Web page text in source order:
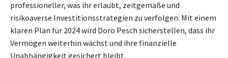
professioneller, was ihr erlaubt, zeitgemäße und
risikoaverse Investitionsstrategien zu verfolgen. Mit einem
klaren Plan für 2024 wird Doro Pesch sicherstellen, dass ihr
Vermögen weiterhin wächst und ihre finanzielle
Unabhängigkeit gesichert bleibt.